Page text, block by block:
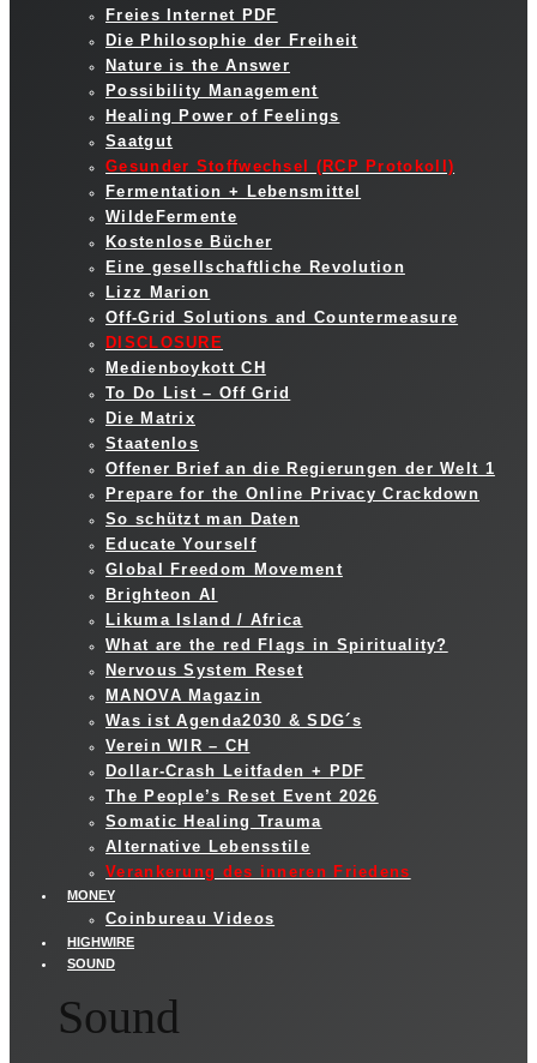
Freies Internet PDF
Die Philosophie der Freiheit
Nature is the Answer
Possibility Management
Healing Power of Feelings
Saatgut
Gesunder Stoffwechsel (RCP Protokoll)
Fermentation + Lebensmittel
WildeFermente
Kostenlose Bücher
Eine gesellschaftliche Revolution
Lizz Marion
Off-Grid Solutions and Countermeasure
DISCLOSURE
Medienboykott CH
To Do List – Off Grid
Die Matrix
Staatenlos
Offener Brief an die Regierungen der Welt 1
Prepare for the Online Privacy Crackdown
So schützt man Daten
Educate Yourself
Global Freedom Movement
Brighteon AI
Likuma Island / Africa
What are the red Flags in Spirituality?
Nervous System Reset
MANOVA Magazin
Was ist Agenda2030 & SDG´s
Verein WIR – CH
Dollar-Crash Leitfaden + PDF
The People’s Reset Event 2026
Somatic Healing Trauma
Alternative Lebensstile
Verankerung des inneren Friedens
MONEY
Coinbureau Videos
HIGHWIRE
SOUND
Sound